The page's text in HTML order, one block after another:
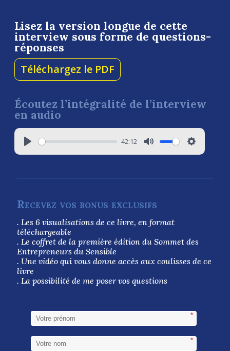
Lisez la version longue de cette
interview sous forme de questions-
réponses
Téléchargez le PDF
Écoutez l’intégralité de l’interview
en audio
42:12
Recevez vos bonus exclusifs
. Les 6 visualisations de ce livre, en format
téléchargeable
. Le coffret de la première édition du Sommet des
Entrepreneurs du Sensible
. Une vidéo qui vous donne accès aux coulisses de ce
livre
. La possibilité de me poser vos questions
*
*